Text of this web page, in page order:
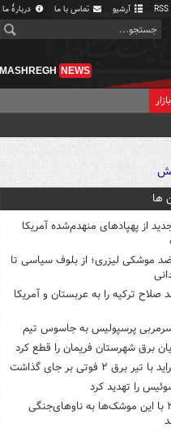
آرشیو تماس با ما دربارهٔ ما
MASHREGH NEWS
بازار
ها
از پهپادهای منهدم‌شده آمریکا
موشکی لیزری؛ از بلوف سیاسی تا
صلاح ترکیه را به عربستان و آمریکا
پرسپولیس به جاسوس تیم
برق شهرستان فریمان را قطع کرد
برق ۲ فوتی بر جای گذاشت
را تهدید کرد
سوخو۳۵ با این موشک‌ها به ناوهای‌جنگی